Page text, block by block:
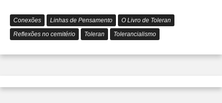
Conexões Linhas de Pensamento
O Livro de Toleran
Reflexões no cemitério
Toleran Tolerancialismo